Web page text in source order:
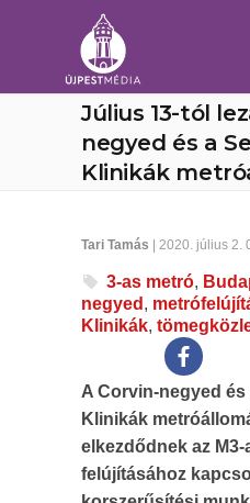
Július 13-tól
negyed és a
Klinikák
Tari Tamás | 2020. július 2.
3-as metró,
negyed ,
Klinikák,
A Corvin-negyed és
Klinikák
elkezdődnek az M3-
felújításához